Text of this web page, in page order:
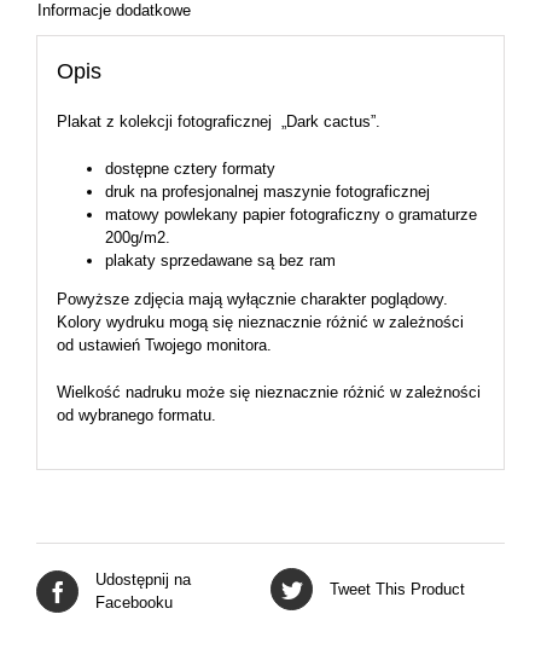
Informacje dodatkowe
Opis
Plakat z kolekcji fotograficznej „Dark cactus”.
dostępne cztery formaty
druk na profesjonalnej maszynie fotograficznej
matowy powlekany papier fotograficzny o gramaturze
200g/m2.
plakaty sprzedawane są bez ram
Powyższe zdjęcia mają wyłącznie charakter poglądowy.
Kolory wydruku mogą się nieznacznie różnić w zależności
od ustawień Twojego monitora.
Wielkość nadruku może się nieznacznie różnić w zależności
od wybranego formatu.
Udostępnij na
Facebooku
Tweet This Product